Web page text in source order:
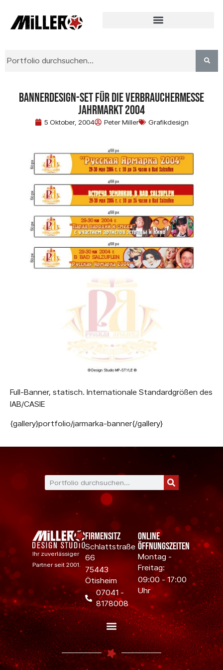
Bannerdesign-Set für die Verbrauchermesse
Jahrmarkt 2004
5 Oktober, 2004 Peter Miller Grafikdesign
Full-Banner, statisch. Internationale Standardgrößen des
IAB/CASIE
{gallery}portfolio/jarmarka-banner{/gallery}
Ihr zuverlässiger
Partner seit 2001.
Firmensitz
Schlattstraße
66
75443
Ötisheim
07041 -
8178008
Online
Öffnungszeiten
Montag -
Freitag:
09:00 - 17:00
Uhr